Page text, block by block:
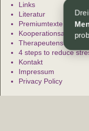
Links
Literatur
Premiumtexte
Kooperationsanfragen
Therapeutensuche
4 steps to reduce
Kontakt
Impressum
Privacy Policy